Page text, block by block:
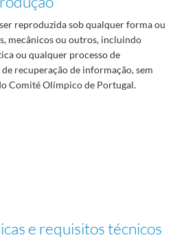
reproduzida sob qualquer forma ou
mecânicos ou outros, incluindo
ou qualquer processo de
recuperação de informação, sem
Comité Olímpico de Portugal.
e requisitos técnicos